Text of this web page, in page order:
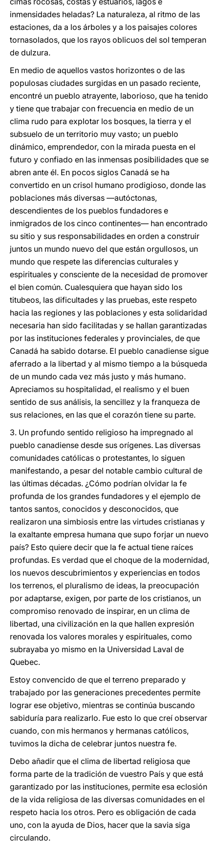
inmensidades heladas? La naturaleza, al ritmo de las
estaciones, da a los árboles y a los paisajes colores
tornasolados, que los rayos oblicuos del sol temperan
de dulzura.
En medio de aquellos vastos horizontes o de las
populosas ciudades surgidas en un pasado reciente,
encontré un pueblo atrayente, laborioso, que ha tenido
y tiene que trabajar con frecuencia en medio de un
clima rudo para explotar los bosques, la tierra y el
subsuelo de un territorio muy vasto; un pueblo
dinámico, emprendedor, con la mirada puesta en el
futuro y confiado en las inmensas posibilidades que se
abren ante él. En pocos siglos Canadá se ha
convertido en un crisol humano prodigioso, donde las
poblaciones más diversas —autóctonas,
descendientes de los pueblos fundadores e
inmigrados de los cinco continentes— han encontrado
su sitio y sus responsabilidades en orden a construir
juntos un mundo nuevo del que están orgullosos, un
mundo que respete las diferencias culturales y
espirituales y consciente de la necesidad de promover
el bien común. Cualesquiera que hayan sido los
titubeos, las dificultades y las pruebas, este respeto
hacia las regiones y las poblaciones y esta solidaridad
necesaria han sido facilitadas y se hallan garantizadas
por las instituciones federales y provinciales, de que
Canadá ha sabido dotarse. El pueblo canadiense sigue
aferrado a la libertad y al mismo tiempo a la búsqueda
de un mundo cada vez más justo y más humano.
Apreciamos su hospitalidad, el realismo y el buen
sentido de sus análisis, la sencillez y la franqueza de
sus relaciones, en las que el corazón tiene su parte.
3. Un profundo sentido religioso ha impregnado al
pueblo canadiense desde sus orígenes. Las diversas
comunidades católicas o protestantes, lo siguen
manifestando, a pesar del notable cambio cultural de
las últimas décadas. ¿Cómo podrían olvidar la fe
profunda de los grandes fundadores y el ejemplo de
tantos santos, conocidos y desconocidos, que
realizaron una simbiosis entre las virtudes cristianas y
la exaltante empresa humana que supo forjar un nuevo
país? Esto quiere decir que la fe actual tiene raíces
profundas. Es verdad que el choque de la modernidad,
los nuevos descubrimientos y experiencias en todos
los terrenos, el pluralismo de ideas, la preocupación
por adaptarse, exigen, por parte de los cristianos, un
compromiso renovado de inspirar, en un clima de
libertad, una civilización en la que hallen expresión
renovada los valores morales y espirituales, como
subrayaba yo mismo en la Universidad Laval de
Quebec.
Estoy convencido de que el terreno preparado y
trabajado por las generaciones precedentes permite
lograr ese objetivo, mientras se continúa buscando
sabiduría para realizarlo. Fue esto lo que creí observar
cuando, con mis hermanos y hermanas católicos,
tuvimos la dicha de celebrar juntos nuestra fe.
Debo añadir que el clima de libertad religiosa que
forma parte de la tradición de vuestro País y que está
garantizado por las instituciones, permite esa eclosión
de la vida religiosa de las diversas comunidades en el
respeto hacia los otros. Pero es obligación de cada
uno, con la ayuda de Dios, hacer que la savia siga
circulando.